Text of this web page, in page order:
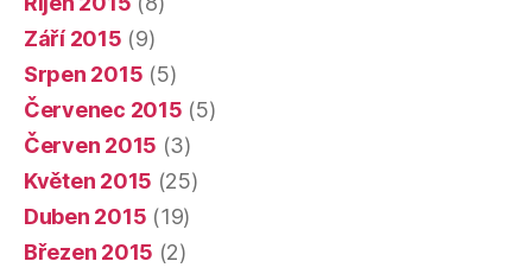
Září 2015 (9)
Srpen 2015 (5)
Červenec 2015 (5)
Červen 2015 (3)
Květen 2015 (25)
Duben 2015 (19)
Březen 2015 (2)